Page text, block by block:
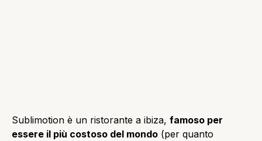
Sublimotion è un ristorante a ibiza, famoso per
essere il più costoso del mondo (per quanto